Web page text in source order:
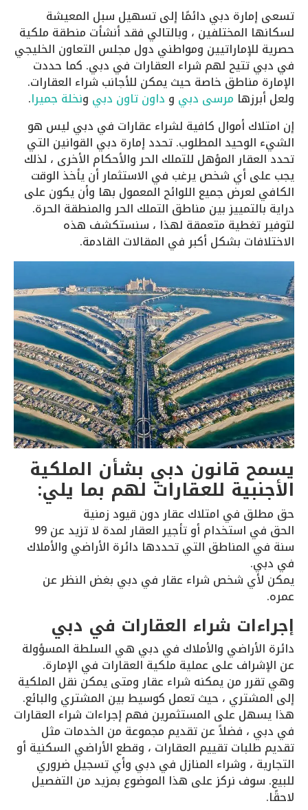
تسعى إمارة دبي دائمًا إلى تسهيل سبل المعيشة
لسكانها المختلفين ، وبالتالي فقد أنشأت منطقة ملكية
حصرية للإماراتيين ومواطني دول مجلس التعاون الخليجي
في دبي تتيح لهم شراء العقارات في دبي. كما حددت
الإمارة مناطق خاصة حيث يمكن للأجانب شراء العقارات.
ولعل أبرزها مرسى دبي و داون تاون دبي ونخلة جميرا.
إن امتلاك أموال كافية لشراء عقارات في دبي ليس هو
الشيء الوحيد المطلوب. تحدد إمارة دبي القوانين التي
تحدد العقار المؤهل للتملك الحر والأحكام الأخرى ، لذلك
يجب على أي شخص يرغب في الاستثمار أن يأخذ الوقت
الكافي لعرض جميع اللوائح المعمول بها وأن يكون على
دراية بالتمييز بين مناطق التملك الحر والمنطقة الحرة.
لتوفير تغطية متعمقة لهذا ، سنستكشف هذه
الاختلافات بشكل أكبر في المقالات القادمة.
يسمح قانون دبي بشأن الملكية
الأجنبية للعقارات لهم بما يلي:
حق مطلق في امتلاك عقار دون قيود زمنية
الحق في استخدام أو تأجير العقار لمدة لا تزيد عن 99
سنة في المناطق التي تحددها دائرة الأراضي والأملاك
في دبي.
يمكن لأي شخص شراء عقار في دبي بغض النظر عن
عمره.
إجراءات شراء العقارات في دبي
دائرة الأراضي والأملاك في دبي هي السلطة المسؤولة
عن الإشراف على عملية ملكية العقارات في الإمارة.
وهي تقرر من يمكنه شراء عقار ومتى يمكن نقل الملكية
إلى المشتري ، حيث تعمل كوسيط بين المشتري والبائع.
هذا يسهل على المستثمرين فهم إجراءات شراء العقارات
في دبي ، فضلاً عن تقديم مجموعة من الخدمات مثل
تقديم طلبات تقييم العقارات ، وقطع الأراضي السكنية أو
التجارية ، وشراء المنازل في دبي وأي تسجيل ضروري
للبيع. سوف نركز على هذا الموضوع بمزيد من التفصيل
لاحقًا.